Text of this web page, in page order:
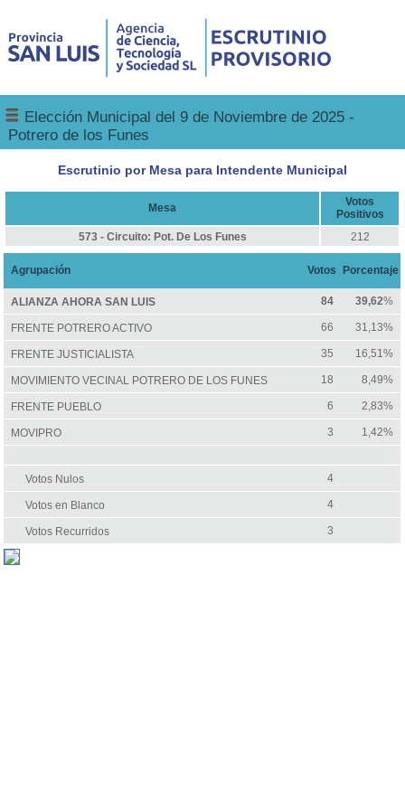
Elección Municipal del 9 de Noviembre de 2025 -
Potrero de los Funes
Escrutinio por Mesa para Intendente Municipal
Mesa
Votos
Positivos
573 - Circuito: Pot. De Los Funes
212
Agrupación Votos Porcentaje
ALIANZA AHORA SAN LUIS 84 39,62%
FRENTE POTRERO ACTIVO 66 31,13%
FRENTE JUSTICIALISTA 35 16,51%
MOVIMIENTO VECINAL POTRERO DE LOS FUNES 18 8,49%
FRENTE PUEBLO 6 2,83%
MOVIPRO 3 1,42%
Votos Nulos 4
Votos en Blanco 4
Votos Recurridos 3